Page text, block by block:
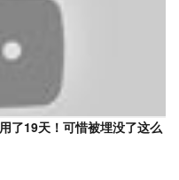
了19天！可惜被埋没了这么